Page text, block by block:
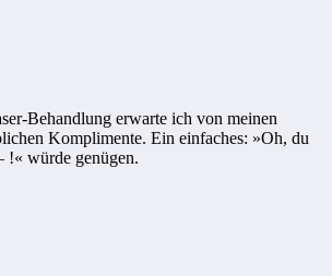
Behandlung erwarte ich von meinen
Komplimente. Ein einfaches: »Oh, du
!« würde genügen.